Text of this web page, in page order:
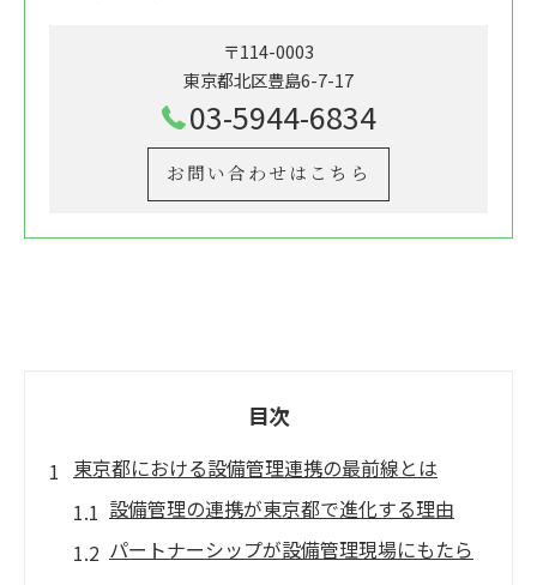
〒114-0003
東京都北区豊島6-7-17
03-5944-6834
お問い合わせはこちら
目次
東京都における設備管理連携の最前線とは
設備管理の連携が東京都で進化する理由
パートナーシップが設備管理現場にもたら